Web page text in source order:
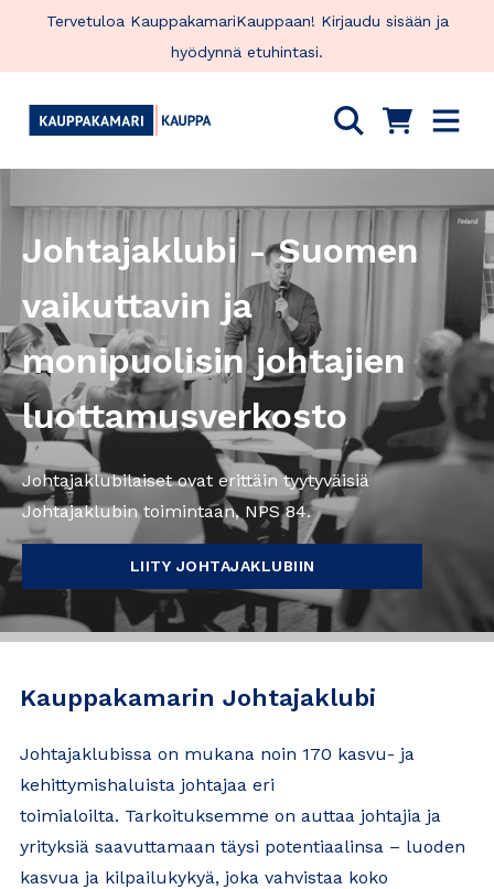
SiirryTervetuloa KauppakamariKauppaan! Kirjaudu sisään ja
hyödynnä etuhintasi.
Johtajaklubi - Suomen
vaikuttavin ja
monipuolisin johtajien
luottamusverkosto
Johtajaklubilaiset ovat erittäin tyytyväisiä
Johtajaklubin toimintaan, NPS 84.
LIITY JOHTAJAKLUBIIN
Kauppakamarin Johtajaklubi
Johtajaklubissa on mukana noin 170 kasvu- ja
kehittymishaluista johtajaa eri
toimialoilta. Tarkoituksemme on auttaa johtajia ja
yrityksiä saavuttamaan täysi potentiaalinsa – luoden
kasvua ja kilpailukykyä, joka vahvistaa koko